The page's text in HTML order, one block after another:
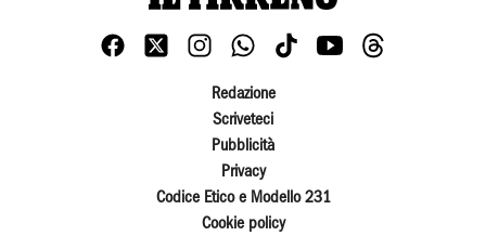
Redazione
Scriveteci
Pubblicità
Privacy
Codice Etico e Modello 231
Cookie policy